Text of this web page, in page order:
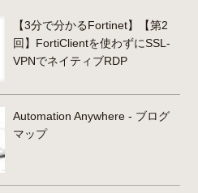
【3分で分かるFortinet】【第2
回】FortiClientを使わずにSSL-
VPNでネイティブRDP
Automation Anywhere - ブログ
マップ